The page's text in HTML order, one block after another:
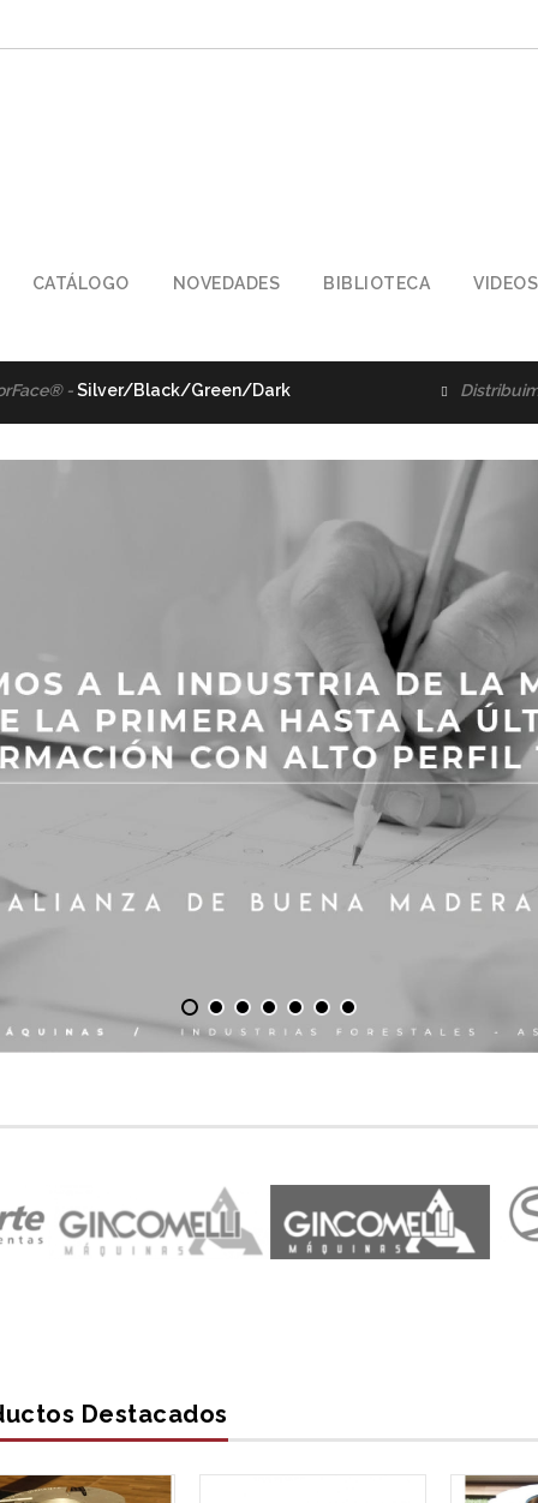
CATÁLOGO NOVEDADES BIBLIOTECA VIDEOS
-Herramientas de Corte
Destacados